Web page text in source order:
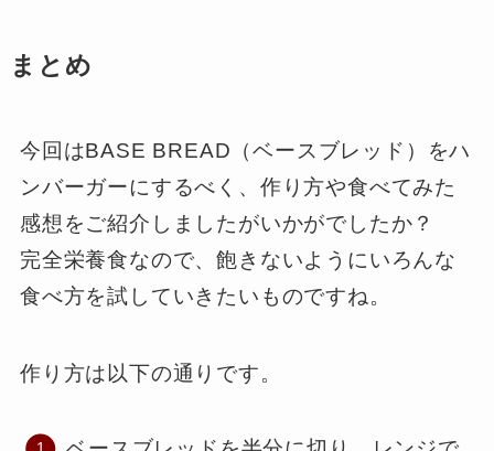
まとめ
今回はBASE BREAD（ベースブレッド）をハ
ンバーガーにするべく、作り方や食べてみた
感想をご紹介しましたがいかがでしたか？
完全栄養食なので、飽きないようにいろんな
食べ方を試していきたいものですね。
作り方は以下の通りです。